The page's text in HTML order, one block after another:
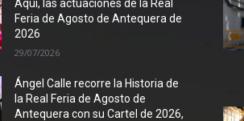
Aquí, las actuaciones de la Real
Feria de Agosto de Antequera de
2026
29/07/2026
Ángel Calle recorre la Historia de
la Real Feria de Agosto de
Antequera con su Cartel de 2026,